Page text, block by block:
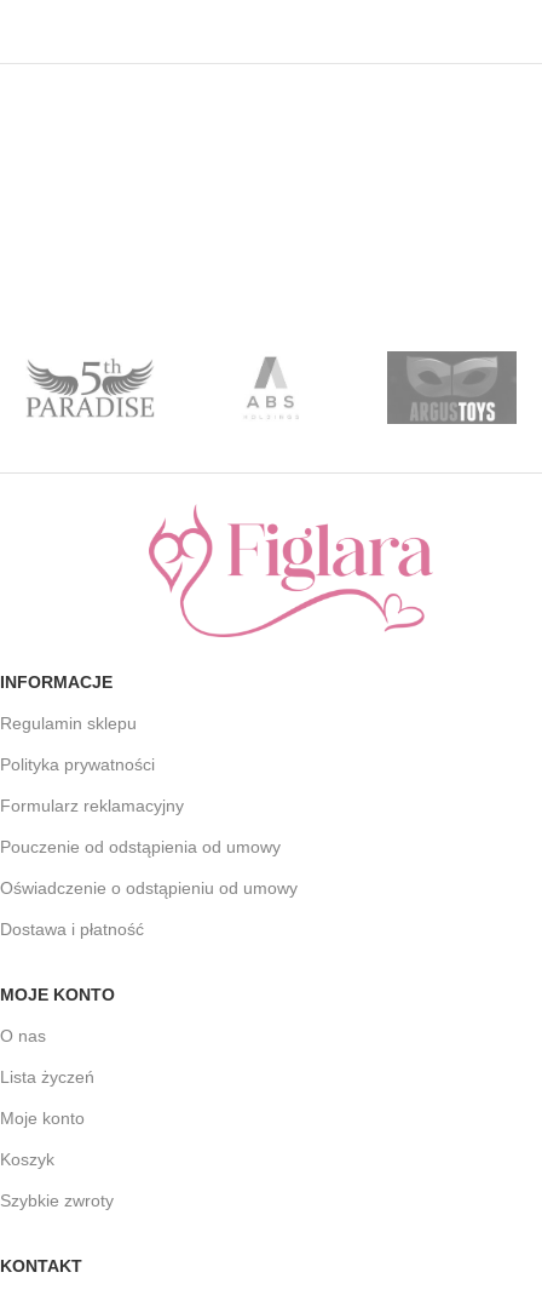
INFORMACJE
Regulamin sklepu
Polityka prywatności
Formularz reklamacyjny
Pouczenie od odstąpienia od umowy
Oświadczenie o odstąpieniu od umowy
Dostawa i płatność
MOJE KONTO
O nas
Lista życzeń
Moje konto
Koszyk
Szybkie zwroty
KONTAKT